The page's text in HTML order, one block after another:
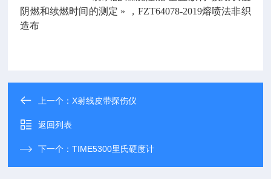
阴燃和续燃时间的测定 » ，FZT64078-2019熔喷法非织
造布
上一个：X射线皮带探伤仪
返回列表
下一个：TIME5300里氏硬度计